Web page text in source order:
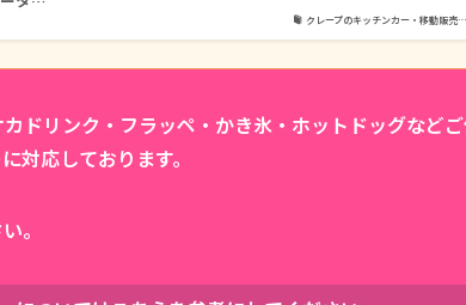
クレープのキッチンカー・移動販売…
ドリンク・フラッペ・かき氷・ホットドッグなど
対応しております。
。